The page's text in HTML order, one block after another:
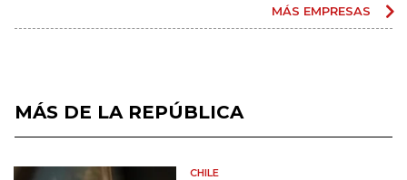
MÁS EMPRESAS
MÁS DE LA REPÚBLICA
CHILE